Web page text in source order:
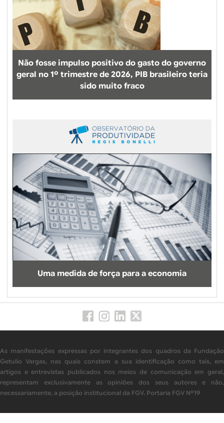
Não fosse impulso positivo do gasto do governo
geral no 1º trimestre de 2026, PIB brasileiro teria
sido muito fraco
Uma medida de força para a economia
As manifestações expressas por integrantes dos quadros da Fundação
Getulio Vargas, nas quais constem a sua identificação como tais, em
artigos e entrevistas publicados nos meios de comunicação em geral,
representam exclusivamente as opiniões dos seus autores e não,
necessariamente, a posição institucional da FGV. Portaria FGV Nº19